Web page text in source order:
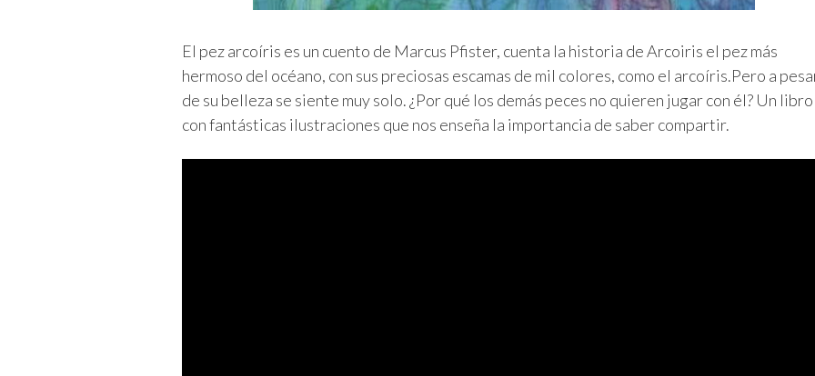
El pez arcoíris es un cuento de Marcus Pfister, cuenta la historia de Arcoiris el pez más
hermoso del océano, con sus preciosas escamas de mil colores, como el arcoíris.Pero a
de su belleza se siente muy solo. ¿Por qué los demás peces no quieren jugar con él? Un libro
con fantásticas ilustraciones que nos enseña la importancia de saber compartir.